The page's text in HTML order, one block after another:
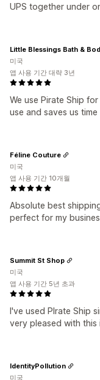
UPS together under
We use Pirate Ship
use and saves us
Little Blessings Bath &
미국
앱 사용 기간 대략 3년
Absolute best
perfect for my
Féline Couture
미국
앱 사용 기간 10개월
I've used PIrate Ship
very pleased with
Summit St Shop
미국
앱 사용 기간 5년 초과
IdentityPollution
미국